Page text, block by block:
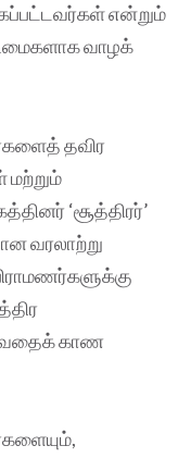
என்றும்
வாழக்
தவிர
மற்றும்
‘சூத்திரர்’
வரலாற்று
காண